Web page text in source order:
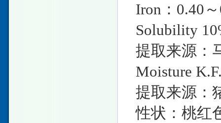
Iron：0.40
Solubility
提取来源：
Moisture
提取来源：
性状：桃红